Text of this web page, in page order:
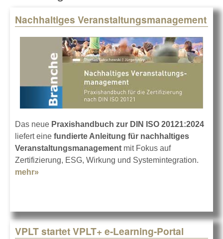
Nachhaltiges Veranstaltungsmanagement
Das neue Praxishandbuch zur DIN ISO 20121:2024
liefert eine fundierte Anleitung für nachhaltiges
Veranstaltungsmanagement mit Fokus auf
Zertifizierung, ESG, Wirkung und Systemintegration.
mehr»
VPLT startet VPLT+ e-Learning-Portal
Pages